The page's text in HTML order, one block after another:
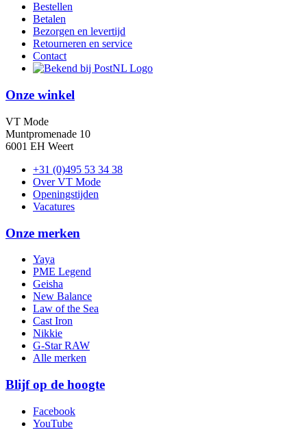
Bestellen
Betalen
Bezorgen en levertijd
Retourneren en service
Contact
Onze winkel
VT Mode
Muntpromenade 10
6001 EH Weert
+31 (0)495 53 34 38
Over VT Mode
Openingstijden
Vacatures
Onze merken
Yaya
PME Legend
Geisha
New Balance
Law of the Sea
Cast Iron
Nikkie
G-Star RAW
Alle merken
Blijf op de hoogte
Facebook
YouTube